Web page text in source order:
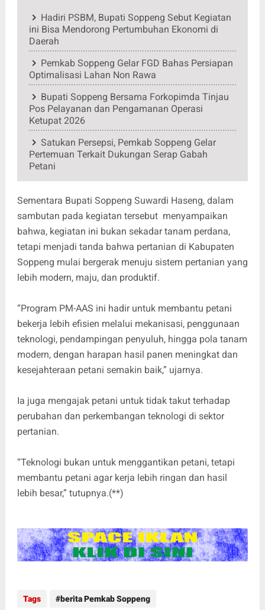
Hadiri PSBM, Bupati Soppeng Sebut Kegiatan
ini Bisa Mendorong Pertumbuhan Ekonomi di
Daerah
Pemkab Soppeng Gelar FGD Bahas Persiapan
Optimalisasi Lahan Non Rawa
Bupati Soppeng Bersama Forkopimda Tinjau
Pos Pelayanan dan Pengamanan Operasi
Ketupat 2026
Satukan Persepsi, Pemkab Soppeng Gelar
Pertemuan Terkait Dukungan Serap Gabah
Petani
Sementara Bupati Soppeng Suwardi Haseng, dalam
sambutan pada kegiatan tersebut menyampaikan
bahwa, kegiatan ini bukan sekadar tanam perdana,
tetapi menjadi tanda bahwa pertanian di Kabupaten
Soppeng mulai bergerak menuju sistem pertanian yang
lebih modern, maju, dan produktif.
“Program PM-AAS ini hadir untuk membantu petani
bekerja lebih efisien melalui mekanisasi, penggunaan
teknologi, pendampingan penyuluh, hingga pola tanam
modern, dengan harapan hasil panen meningkat dan
kesejahteraan petani semakin baik,” ujarnya.
Ia juga mengajak petani untuk tidak takut terhadap
perubahan dan perkembangan teknologi di sektor
pertanian.
“Teknologi bukan untuk menggantikan petani, tetapi
membantu petani agar kerja lebih ringan dan hasil
lebih besar,” tutupnya.(**)
Tags berita Pemkab Soppeng